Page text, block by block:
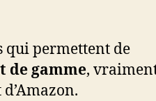
qui permettent de
de gamme, vraiment